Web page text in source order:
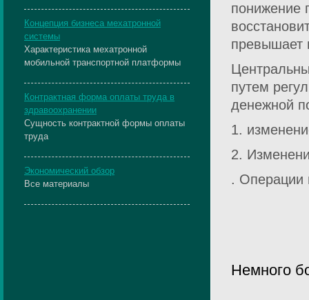
понижение
превышает
путем
денежной
1.
2.
. Операции
Немного
Концепция бизнеса мехатронной
системы
Характеристика мехатронной
мобильной транспортной платформы
Контрактная форма оплаты труда в
здравоохранении
Сущность контрактной формы оплаты
труда
Экономический обзор
Все материалы